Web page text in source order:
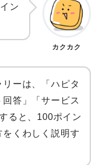
ン
カクカク
ーは、「ハピタ
答」「サービス
ると、100ポイン
をくわしく説明す